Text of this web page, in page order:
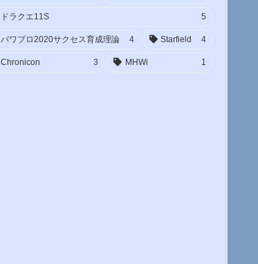
ドラクエ11S 5
パワプロ2020サクセス育成理論 4 Starfield 4
Chronicon 3 MHWi 1